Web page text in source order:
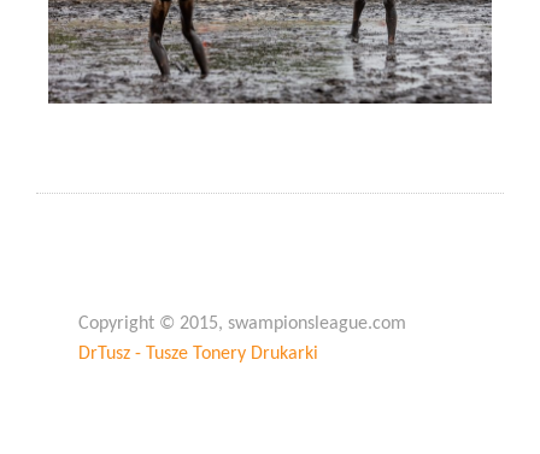
Copyright © 2015, swampionsleague.com
DrTusz - Tusze Tonery Drukarki